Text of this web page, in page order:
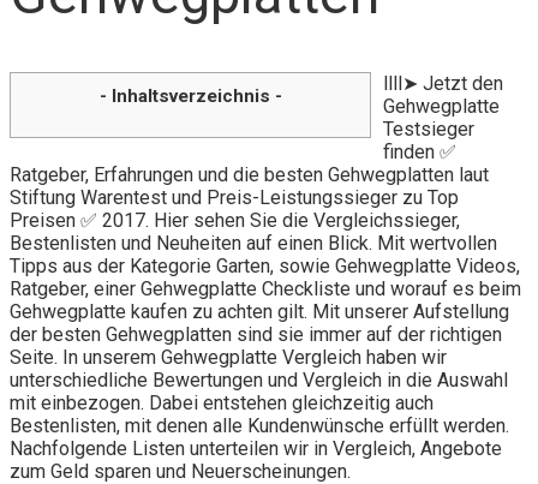
- Inhaltsverzeichnis -
llll➤ Jetzt den
Gehwegplatte
Testsieger
finden ✅
Ratgeber, Erfahrungen und die besten Gehwegplatten laut
Stiftung Warentest und Preis-Leistungssieger zu Top
Preisen ✅ 2017. Hier sehen Sie die Vergleichssieger,
Bestenlisten und Neuheiten auf einen Blick. Mit wertvollen
Tipps aus der Kategorie Garten, sowie Gehwegplatte Videos,
Ratgeber, einer Gehwegplatte Checkliste und worauf es beim
Gehwegplatte kaufen zu achten gilt. Mit unserer Aufstellung
der besten Gehwegplatten sind sie immer auf der richtigen
Seite. In unserem Gehwegplatte Vergleich haben wir
unterschiedliche Bewertungen und Vergleich in die Auswahl
mit einbezogen. Dabei entstehen gleichzeitig auch
Bestenlisten, mit denen alle Kundenwünsche erfüllt werden.
Nachfolgende Listen unterteilen wir in Vergleich, Angebote
zum Geld sparen und Neuerscheinungen.